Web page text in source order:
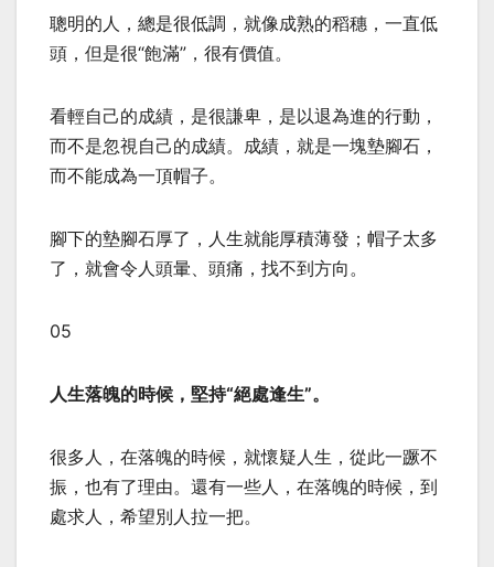
聰明的人，總是很低調，就像成熟的稻穗，一直低
頭，但是很“飽滿”，很有價值。
看輕自己的成績，是很謙卑，是以退為進的行動，
而不是忽視自己的成績。成績，就是一塊墊腳石，
而不能成為一頂帽子。
腳下的墊腳石厚了，人生就能厚積薄發；帽子太多
了，就會令人頭暈、頭痛，找不到方向。
05
人生落魄的時候，堅持“絕處逢生”。
很多人，在落魄的時候，就懷疑人生，從此一蹶不
振，也有了理由。還有一些人，在落魄的時候，到
處求人，希望別人拉一把。